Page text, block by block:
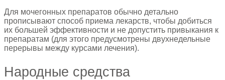
Для мочегонных препаратов обычно детально
прописывают способ приема лекарств, чтобы добиться
их большей эффективности и не допустить привыкания к
препаратам (для этого предусмотрены двухнедельные
перерывы между курсами лечения).
Народные средства